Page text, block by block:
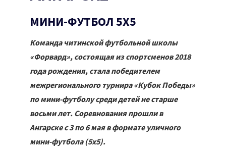
МИНИ-ФУТБОЛ 5Х5
Команда читинской футбольной школы
«Форвард», состоящая из спортсменов 2018
года рождения, стала победителем
межрегионального турнира «Кубок Победы»
по мини-футболу среди детей не старше
восьми лет. Соревнования прошли в
Ангарске с 3 по 6 мая в формате уличного
мини-футбола (5х5).